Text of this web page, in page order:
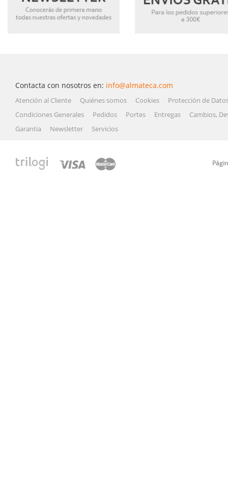
Contacta con nosotros en: info@almateca.com
Atención al Cliente Quiénes somos Cookies
Protección de
Condiciones Generales
Pedidos Portes Entregas
Cambios,
Garantia
Newsletter Servicios